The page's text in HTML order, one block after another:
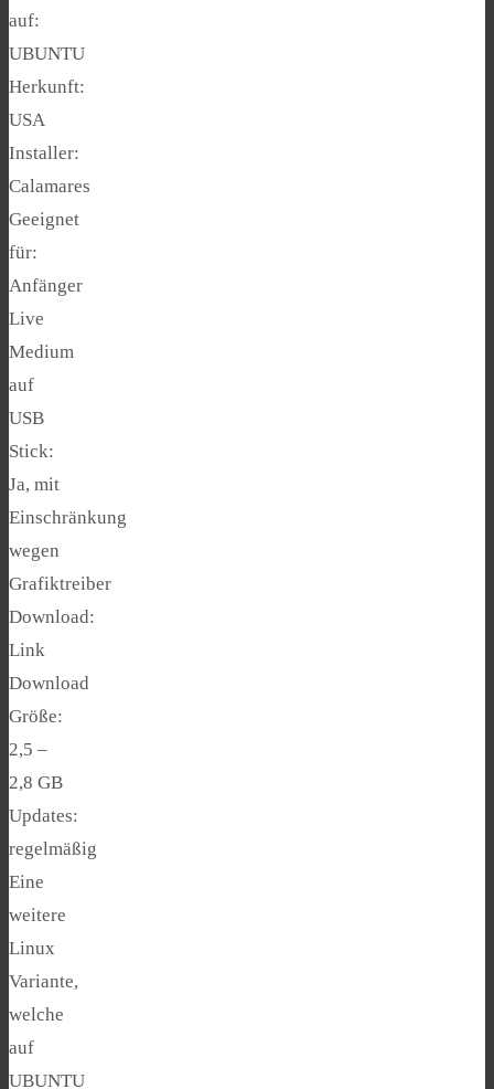
auf:
UBUNTU
Herkunft:
USA
Installer:
Calamares
Geeignet
für:
Anfänger
Live
Medium
auf
USB
Stick:
Ja, mit
Einschränkung
wegen
Grafiktreiber
Download:
Link
Download
Größe:
2,5 –
2,8 GB
Updates:
regelmäßig
Eine
weitere
Linux
Variante,
welche
auf
UBUNTU